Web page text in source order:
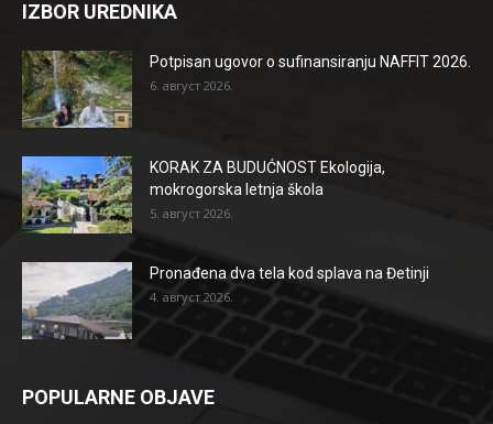
IZBOR UREDNIKA
Potpisan ugovor o sufinansiranju NAFFIT 2026.
6. август 2026.
KORAK ZA BUDUĆNOST Ekologija,
mokrogorska letnja škola
5. август 2026.
Pronađena dva tela kod splava na Đetinji
4. август 2026.
POPULARNE OBJAVE